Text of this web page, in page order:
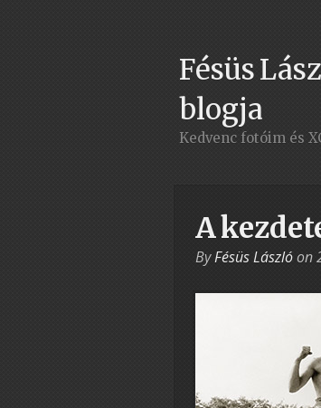
Fésüs
blogja
Kedvenc fotóim és
A
ByFésüs Lászlóon